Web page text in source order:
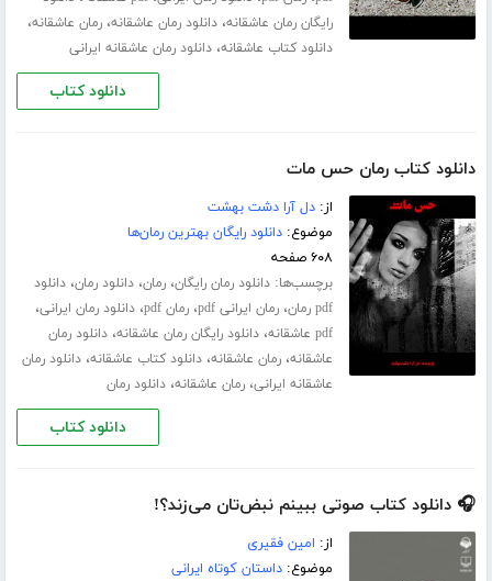
رایگان رمان عاشقانه،دانلود رمان عاشقانه،رمان عاشقانه،
دانلود کتاب عاشقانه،دانلود رمان عاشقانه ایرانی
دانلود کتاب
دانلود کتاب رمان حس مات
از:دل آرا دشت بهشت
موضوع:دانلود رایگان بهترین رمان‌ها
۶۰۸ صفحه
برچسب‌ها:دانلود رمان رایگان،رمان،دانلود رمان،دانلود
pdf رمان
،رمان ایرانی pdf ،رمان pdf ،دانلود رمان ایرانی،
pdf عاشقانه ،دانلود رایگان رمان عاشقانه،دانلود رمان
عاشقانه،رمان عاشقانه،دانلود کتاب عاشقانه،دانلود رمان
عاشقانه ایرانی،رمان عاشقانه،دانلود رمان
دانلود کتاب
🎧 دانلود کتاب صوتی ببینم نبض‌تان می‌زند؟!
از: امین فقیری
موضوع:داستان کوتاه ایرانی